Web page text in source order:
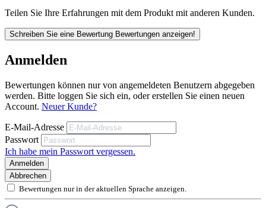
10 Sollbruchstellen je Klinge
Klingenbreite: 12,5mm
Unsere anwendungstechnischen Empfehlungen dienen der
Unterstützung des Käufers bzw. Verarbeiters.
Eignung für den vorgesehenen Anwendungszweck in eigener
Verantwortung zu prüfen.
Teilen Sie Ihre Erfahrungen mit dem Produkt mit anderen Kunden.
Schreiben Sie eine Bewertung Bewertungen anzeigen!
Anmelden
Bewertungen können nur von angemeldeten Benutzern abgegeben
werden. Bitte loggen Sie sich ein, oder erstellen Sie einen neuen
Account. Neuer Kunde?
E-Mail-Adresse
Passwort
Ich habe mein Passwort vergessen.
Anmelden
Abbrechen
Bewertungen nur in der aktuellen Sprache anzeigen.